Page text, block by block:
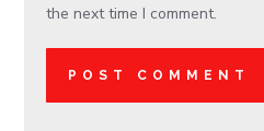
the next time I comment.